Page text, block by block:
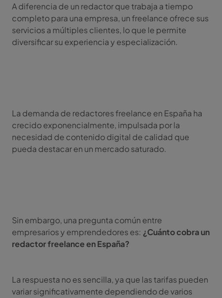
A diferencia de un redactor que trabaja a tiempo
completo para una empresa, un freelance ofrece sus
servicios a múltiples clientes, lo que le permite
diversificar su experiencia y especialización.
La demanda de redactores freelance en España ha
crecido exponencialmente, impulsada por la
necesidad de contenido digital de calidad que
pueda destacar en un mercado saturado.
Sin embargo, una pregunta común entre
empresarios y emprendedores es: ¿Cuánto cobra un
redactor freelance en España?
La respuesta no es sencilla, ya que las tarifas pueden
variar significativamente dependiendo de varios